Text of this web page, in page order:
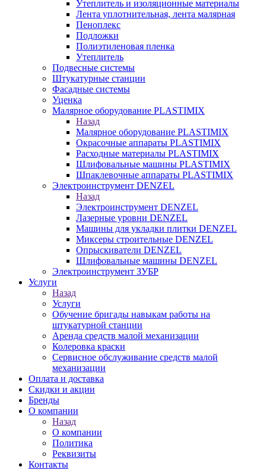
Утеплитель и изоляционные материалы
Лента уплотнительная, лента малярная
Пеноплекс
Подложки
Полиэтиленовая пленка
Утеплитель
Подвесные системы
Штукатурные станции
Фасадные системы
Уценка
Малярное оборудование PLASTIMIX
Назад
Малярное оборудование PLASTIMIX
Окрасочные аппараты PLASTIMIX
Расходные материалы PLASTIMIX
Шлифовальные машины PLASTIMIX
Шпаклевочные аппараты PLASTIMIX
Электроинструмент DENZEL
Назад
Электроинструмент DENZEL
Лазерные уровни DENZEL
Машины для укладки плитки DENZEL
Миксеры строительные DENZEL
Опрыскиватели DENZEL
Шлифовальные машины DENZEL
Электроинструмент ЗУБР
Услуги
Назад
Услуги
Обучение бригады навыкам работы на
штукатурной станции
Аренда средств малой механизации
Колеровка краски
Сервисное обслуживание средств малой
механизации
Оплата и доставка
Скидки и акции
Бренды
О компании
Назад
О компании
Политика
Реквизиты
Контакты